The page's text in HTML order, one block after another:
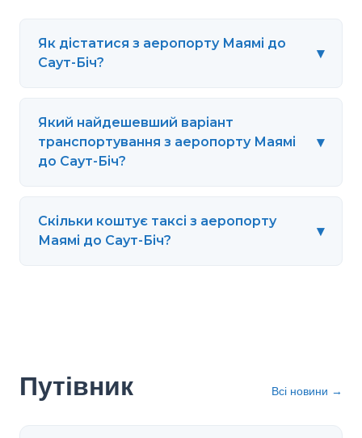
Як дістатися з аеропорту Маямі до
Саут-Біч?
▾
Який найдешевший варіант
транспортування з аеропорту Маямі
до Саут-Біч?
▾
Скільки коштує таксі з аеропорту
Маямі до Саут-Біч?
▾
Путівник Всі новини →